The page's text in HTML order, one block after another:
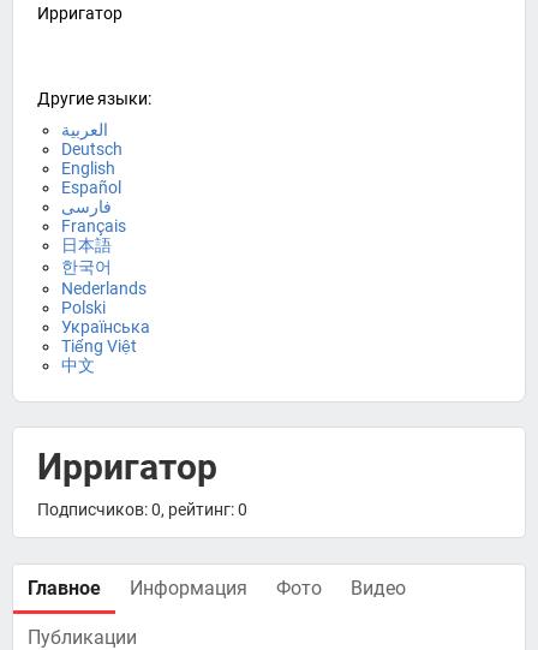
Ирригатор
Другие языки:
العربية
Deutsch
English
Español
فارسی
Français
日本語
한국어
Nederlands
Polski
Українська
Tiếng Việt
中文
Ирригатор
Подписчиков: 0, рейтинг: 0
Главное Информация Фото Видео
Публикации